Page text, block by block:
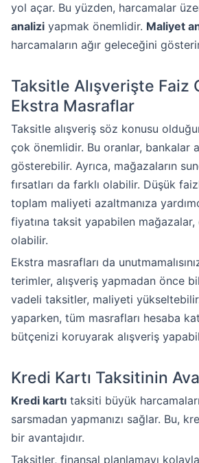
yol açar. Bu yüzden, harcamalar
analizi yapmak önemlidir. Maliyet
harcamaların ağır geleceğini
Taksitle Alışverişte Faiz
Ekstra Masraflar
Taksitle alışveriş söz konusu
çok önemlidir. Bu oranlar, bankalar
gösterebilir. Ayrıca, mağazaların
fırsatları da farklı olabilir. Düşük
toplam maliyeti azaltmanıza
fiyatına taksit yapabilen mağazalar,
olabilir.
Ekstra masrafları da
terimler, alışveriş yapmadan önce
vadeli taksitler, maliyeti yükseltebilir.
yaparken, tüm masrafları hesaba
bütçenizi koruyarak alışveriş
Kredi Kartı Taksitinin
Kredi kartı taksiti büyük
sarsmadan yapmanızı sağlar. Bu,
bir avantajıdır.
Taksitler, finansal planlamayı